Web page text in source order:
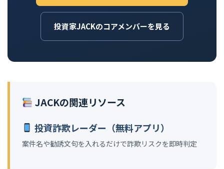
投資家JACKのコアメンバーを見る
JACKの関連リソース
投資詐欺レーダー（無料アプリ）
案件名や勧誘文句を入れるだけで詐欺リスクを即時判定